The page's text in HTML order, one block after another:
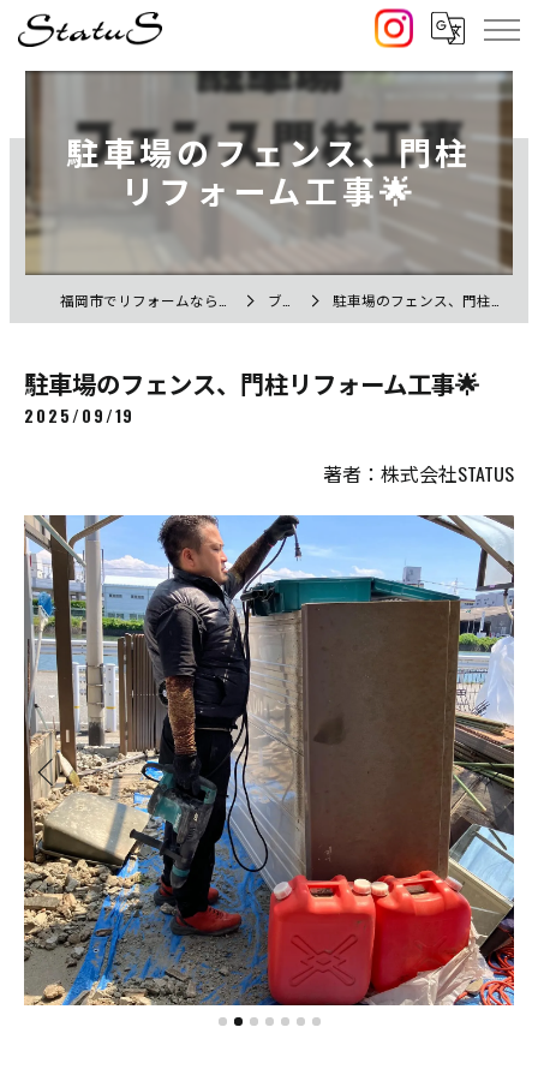
駐車場のフェンス、門柱
リフォーム工事🌟
ブログ 駐車場のフェンス、門柱リフォーム工事🌟
駐車場のフェンス、門柱リフォーム工事🌟
2025/09/19
著者：株式会社STATUS